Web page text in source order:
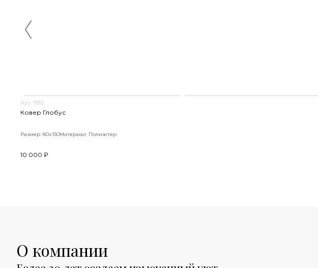
Арт. 1992
Ковер Глобус
Размер: 80x150Материал: Полиэстер
10 000 ₽
О компании